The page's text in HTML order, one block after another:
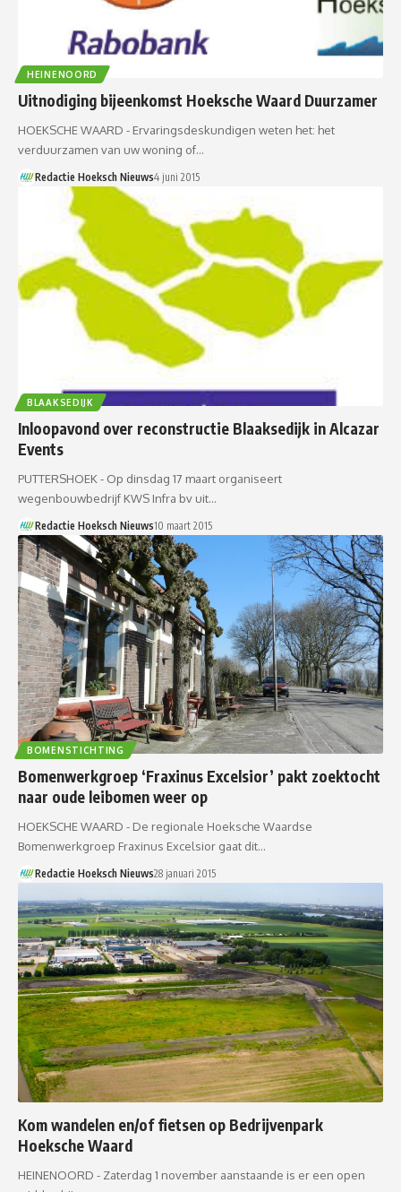
HEINENOORD
Uitnodiging bijeenkomst Hoeksche Waard Duurzamer
HOEKSCHE WAARD - Ervaringsdeskundigen weten het: het
verduurzamen van uw woning of…
Redactie Hoeksch Nieuws4 juni 2015
BLAAKSEDIJK
Inloopavond over reconstructie Blaaksedijk in Alcazar
Events
PUTTERSHOEK - Op dinsdag 17 maart organiseert
wegenbouwbedrijf KWS Infra bv uit…
Redactie Hoeksch Nieuws10 maart 2015
BOMENSTICHTING
Bomenwerkgroep ‘Fraxinus Excelsior’ pakt zoektocht
naar oude leibomen weer op
HOEKSCHE WAARD - De regionale Hoeksche Waardse
Bomenwerkgroep Fraxinus Excelsior gaat dit…
Redactie Hoeksch Nieuws28 januari 2015
Kom wandelen en/of fietsen op Bedrijvenpark
Hoeksche Waard
HEINENOORD - Zaterdag 1 november aanstaande is er een open